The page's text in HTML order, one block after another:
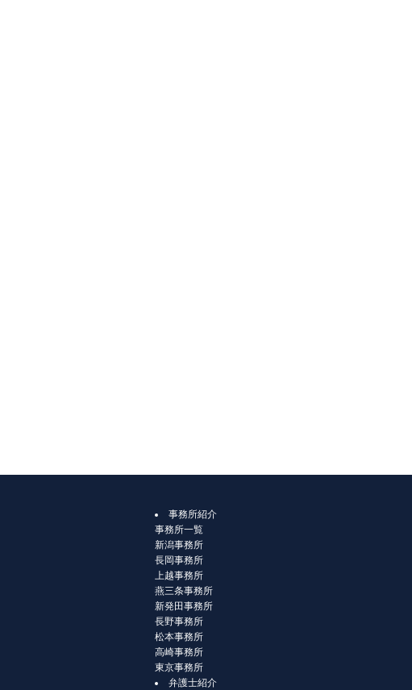
事務所紹介
事務所一覧
新潟事務所
長岡事務所
上越事務所
燕三条事務所
新発田事務所
長野事務所
松本事務所
高崎事務所
東京事務所
弁護士紹介